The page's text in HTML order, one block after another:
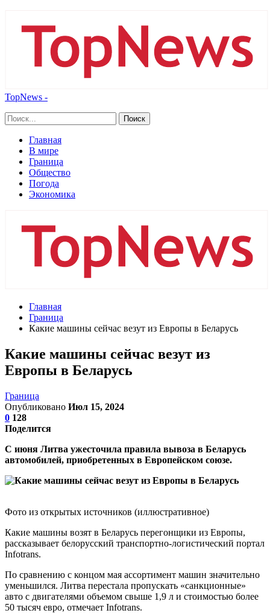
TopNews -
Главная
В мире
Граница
Общество
Погода
Экономика
Главная
Граница
Какие машины сейчас везут из Европы в Беларусь
Какие машины сейчас везут из
Европы в Беларусь
Граница
Опубликовано Июл 15, 2024
0 128
Поделится
С июня Литва ужесточила правила вывоза в Беларусь
автомобилей, приобретенных в Европейском союзе.
Фото из открытых источников (иллюстративное)
Какие машины возят в Беларусь перегонщики из Европы,
рассказывает белорусский транспортно-логистический портал
Infotrans.
По сравнению с концом мая ассортимент машин значительно
уменьшился. Литва перестала пропускать «санкционные»
авто с двигателями объемом свыше 1,9 л и стоимостью более
50 тысяч евро, отмечает Infotrans.